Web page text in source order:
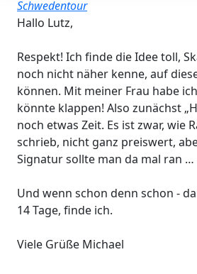
Schwedentour
Hallo Lutz,
Respekt! Ich finde die Idee toll,
noch nicht näher kenne, auf
können. Mit meiner Frau habe
könnte klappen! Also zunächst
noch etwas Zeit. Es ist zwar, wie
schrieb, nicht ganz preiswert,
Signatur sollte man da mal ran …
Und wenn schon denn schon -
14 Tage, finde ich.
Viele Grüße Michael